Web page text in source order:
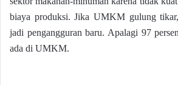
biaya produksi. Jika UMKM gulung
jadi pengangguran baru. Apalagi 97
ada di UMKM.